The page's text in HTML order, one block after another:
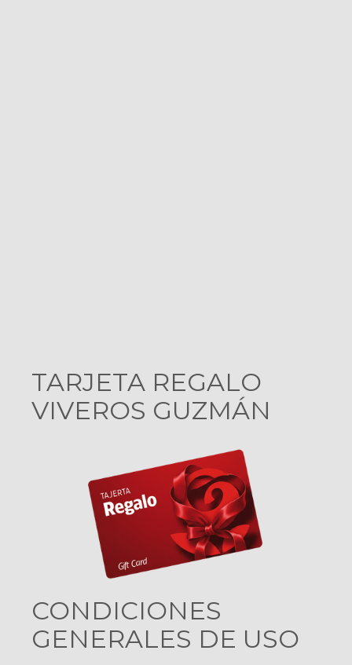
TARJETA REGALO
VIVEROS GUZMÁN
CONDICIONES
GENERALES DE USO